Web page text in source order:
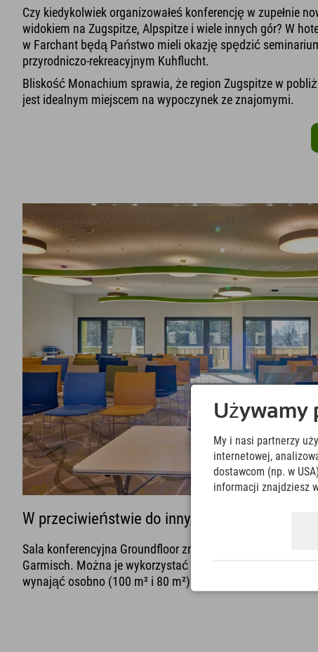
Czy kiedykolwiek organizowałeś konferencję w zupełnie
widokiem na Zugspitze, Alpspitze i wiele innych gór? W
w Farchant będą Państwo mieli okazję spędzić
przyrodniczo-rekreacyjnym Kuhflucht.
Bliskość Monachium sprawia, że region Zugspitze w
jest idealnym miejscem na wypoczynek ze znajomymi.
W przeciwieństwie do innych
Sala konferencyjna Groundfloor znajduje się na parterze
Garmisch. Można je wykorzystać jako duże, połączone
wynająć osobno (100 m² i 80 m²).
Używamy
My i nasi partnerzy
internetowej,
dostawcom (np. w
informacji znajdziesz